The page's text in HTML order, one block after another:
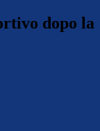
dopo la